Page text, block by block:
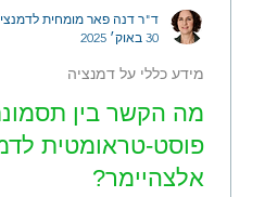
מה הקשר בין
פוסט-טראומטית
אלצהיימר?
מידע כללי על דמנציה
ד"ר דנה פאר מומחית
30 באוק׳ 2025